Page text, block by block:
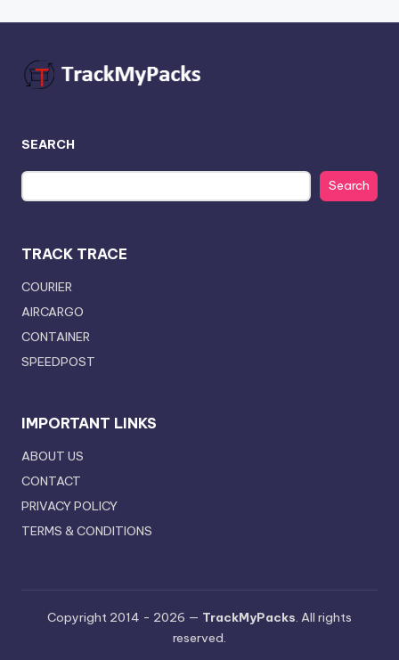
SEARCH
Search
TRACK TRACE
COURIER
AIRCARGO
CONTAINER
SPEEDPOST
IMPORTANT LINKS
ABOUT US
CONTACT
PRIVACY POLICY
TERMS & CONDITIONS
Copyright 2014 - 2026 — TrackMyPacks . All rights
reserved.